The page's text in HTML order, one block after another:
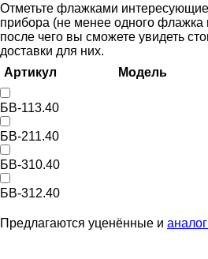
Отметьте флажками
прибора (не менее одного флажка
после чего вы сможете увидеть
доставки для них.
Артикул
Модель
БВ-113.40
БВ-211.40
БВ-310.40
БВ-312.40
Предлагаются уценённые и